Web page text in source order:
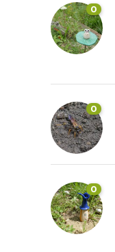
0
0
0